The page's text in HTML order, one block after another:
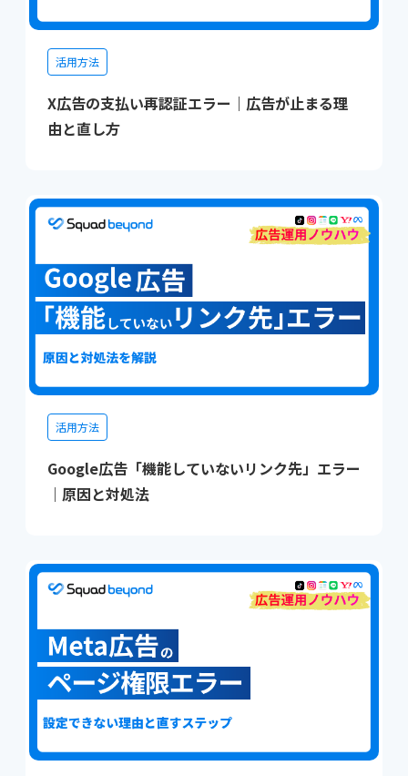
活用方法
X広告の支払い再認証エラー｜広告が止まる理
由と直し方
活用方法
Google広告「機能していないリンク先」エラー
｜原因と対処法